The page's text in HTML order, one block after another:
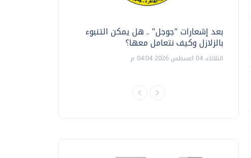
بعد إشعارات "جوجل" .. هل يمكن التنبوء
بالزلازل وكيف نتعامل معها؟
الثلاثاء، 04 اغسطس 2026 04:04 م